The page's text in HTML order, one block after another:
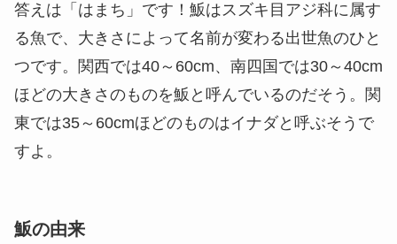
答えは「はまち」です！魬はスズキ目アジ科に属す
る魚で、大きさによって名前が変わる出世魚のひと
つです。関西では40～60cm、南四国では30～40cm
ほどの大きさのものを魬と呼んでいるのだそう。関
東では35～60cmほどのものはイナダと呼ぶそうで
すよ。
魬の由来